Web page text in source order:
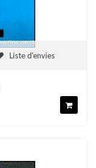
Liste d'envies